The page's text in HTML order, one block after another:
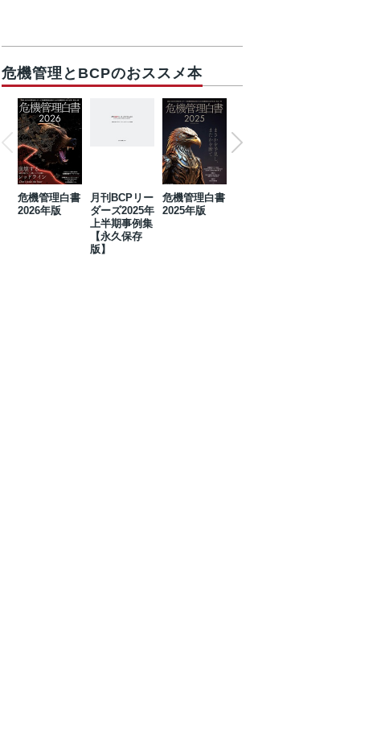
危機管理とBCPのおススメ本
危機管理白書
2026年版
月刊BCPリー
ダーズ2025年
上半期事例集
【永久保存
版】
危機管理白書
2025年版